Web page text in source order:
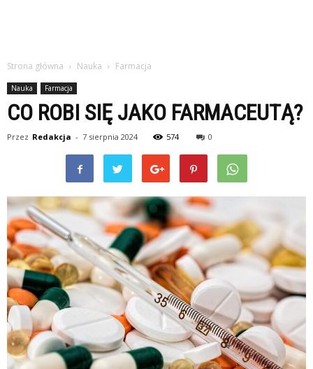
Strona główna Nauka Farmacja
Nauka Farmacja
CO ROBI SIĘ JAKO FARMACEUTĄ?
Przez Redakcja - 7 sierpnia 2024 574 0